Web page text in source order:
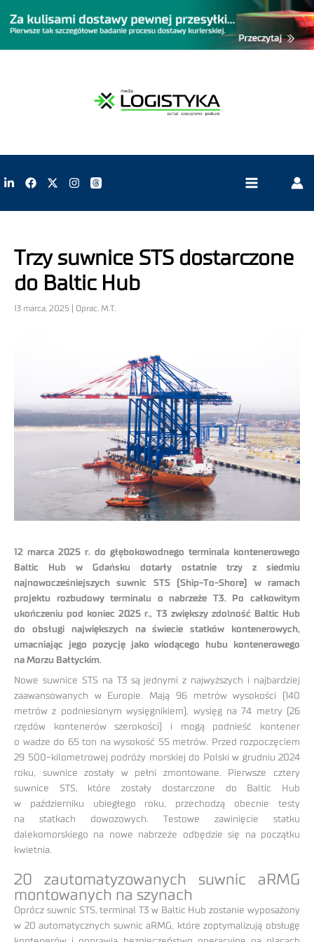
Trzy suwnice STS dostarczone
do Baltic Hub
13 marca, 2025 | Oprac. M.T.
12 marca 2025 r. do głębokowodnego terminala kontenerowego
Baltic Hub w Gdańsku dotarły ostatnie trzy z siedmiu
najnowocześniejszych suwnic STS (Ship-To-Shore) w ramach
projektu rozbudowy terminalu o nabrzeże T3. Po całkowitym
ukończeniu pod koniec 2025 r., T3 zwiększy zdolność Baltic Hub
do obsługi największych na świecie statków kontenerowych,
umacniając jego pozycję jako wiodącego hubu kontenerowego
na Morzu Bałtyckim.
Nowe suwnice STS na T3 są jednymi z najwyższych i najbardziej
zaawansowanych w Europie. Mają 96 metrów wysokości (140
metrów z podniesionym wysięgnikiem), wysięg na 74 metry (26
rzędów kontenerów szerokości) i mogą podnieść kontener
o wadze do 65 ton na wysokość 55 metrów. Przed rozpoczęciem
29 500-kilometrowej podróży morskiej do Polski w grudniu 2024
roku, suwnice zostały w pełni zmontowane. Pierwsze cztery
suwnice STS, które zostały dostarczone do Baltic Hub
w październiku ubiegłego roku, przechodzą obecnie testy
na statkach dowozowych. Testowe zawinięcie statku
dalekomorskiego na nowe nabrzeże odbędzie się na początku
kwietnia.
20 zautomatyzowanych suwnic aRMG
montowanych na szynach
Oprócz suwnic STS, terminal T3 w Baltic Hub zostanie wyposażony
w 20 automatycznych suwnic aRMG, które zoptymalizują obsługę